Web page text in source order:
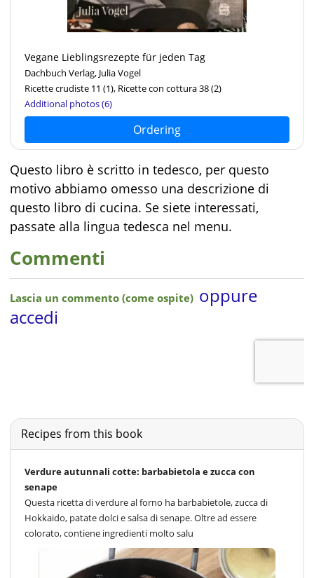
Vegane Lieblingsrezepte für jeden Tag
Dachbuch Verlag, Julia Vogel
Ricette crudiste 11 (1), Ricette con cottura 38(2)
Additional photos (6)
Ordering
Questo libro è scritto in tedesco, per questo
motivo abbiamo omesso una descrizione di
questo libro di cucina. Se siete interessati,
passate alla lingua tedesca nel menu.
Commenti
Recipes from this book
Verdure autunnali cotte: barbabietola e zucca con
senape
Questa ricetta di verdure al forno ha barbabietole, zucca di
Hokkaido, patate dolci e salsa di senape. Oltre ad essere
colorato, contiene ingredienti molto salu